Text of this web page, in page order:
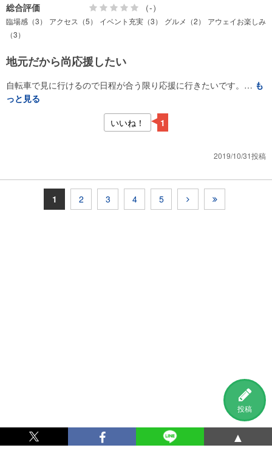
投稿
総合評価 （-）
臨場感（3） アクセス（5） イベント充実（3） グルメ（2）
アウェイお楽しみ
（3）
地元だから尚応援したい
自転車で見に行けるので日程が合う限り応援に行きたいです。… も
っと見る
いいね！
1
2019/10/31投稿
1 2 3 4 5
▲